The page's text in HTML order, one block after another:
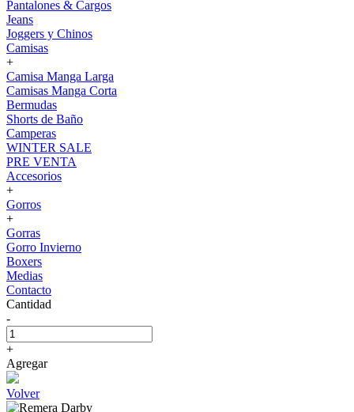
Pantalones & Cargos
Jeans
Joggers y Chinos
Camisas
+
Camisa Manga Larga
Camisas Manga Corta
Bermudas
Shorts de Baño
Camperas
WINTER SALE
PRE VENTA
Accesorios
+
Gorros
+
Gorras
Gorro Invierno
Boxers
Medias
Contacto
Cantidad
-
+
Agregar
Volver